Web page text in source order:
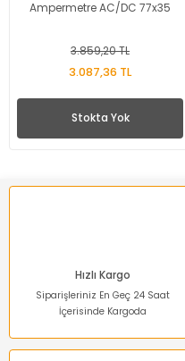
Ampermetre AC/DC 77x35
3.859,20 TL
3.087,36 TL
Stokta Yok
Hızlı Kargo
Siparişleriniz En Geç 24 Saat
İçerisinde Kargoda